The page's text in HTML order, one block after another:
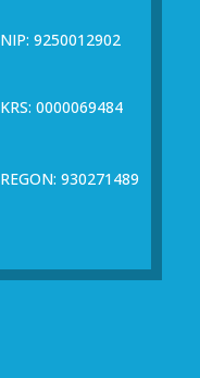
NIP: 9250012902
KRS: 0000069484
REGON: 930271489